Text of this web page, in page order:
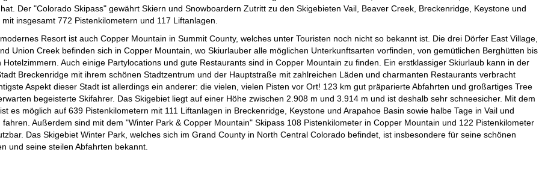
Der "Colorado Skipass" gewährt Skiern und Snowboardern Zutritt zu den Skigebieten Vail, Beaver Creek, Breckenridge, Keystone und
insgesamt 772 Pistenkilometern und 117 Liftanlagen.
Resort ist auch Copper Mountain in Summit County, welches unter Touristen noch nicht so bekannt ist. Die drei Dörfer East Village,
Union Creek befinden sich in Copper Mountain, wo Skiurlauber alle möglichen Unterkunftsarten vorfinden, von gemütlichen Berghütten bis
Hotelzimmern. Auch einige Partylocations und gute Restaurants sind in Copper Mountain zu finden. Ein erstklassiger Skiurlaub kann in der
Breckenridge mit ihrem schönen Stadtzentrum und der Hauptstraße mit zahlreichen Läden und charmanten Restaurants verbracht
Aspekt dieser Stadt ist allerdings ein anderer: die vielen, vielen Pisten vor Ort! 123 km gut präparierte Abfahrten und großartiges Tree
begeisterte Skifahrer. Das Skigebiet liegt auf einer Höhe zwischen 2.908 m und 3.914 m und ist deshalb sehr schneesicher. Mit dem
es möglich auf 639 Pistenkilometern mit 111 Liftanlagen in Breckenridge, Keystone und Arapahoe Basin sowie halbe Tage in Vail und
Außerdem sind mit dem "Winter Park & Copper Mountain" Skipass 108 Pistenkilometer in Copper Mountain und 122 Pistenkilometer
Das Skigebiet Winter Park, welches sich im Grand County in North Central Colorado befindet, ist insbesondere für seine schönen
und seine steilen Abfahrten bekannt.